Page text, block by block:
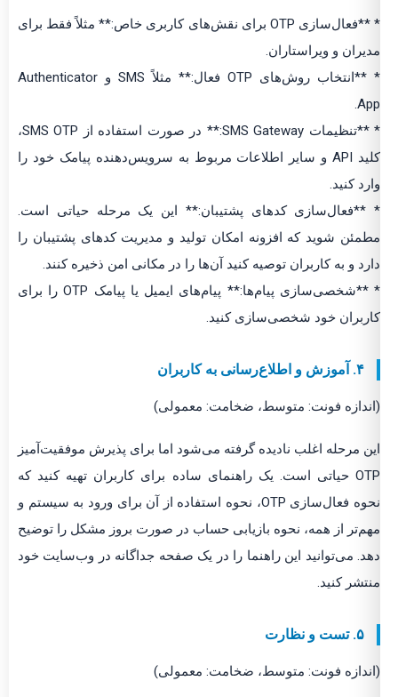
* **فعال‌سازی OTP برای نقش‌های کاربری خاص:** مثلاً فقط برای
مدیران و ویراستاران.
* **انتخاب روش‌های OTP فعال:** مثلاً SMS و Authenticator
App.
* **تنظیمات SMS Gateway:** در صورت استفاده از SMS OTP،
کلید API و سایر اطلاعات مربوط به سرویس‌دهنده پیامک خود را
وارد کنید.
* **فعال‌سازی کدهای پشتیبان:** این یک مرحله حیاتی است.
مطمئن شوید که افزونه امکان تولید و مدیریت کدهای پشتیبان را
دارد و به کاربران توصیه کنید آن‌ها را در مکانی امن ذخیره کنند.
* **شخصی‌سازی پیام‌ها:** پیام‌های ایمیل یا پیامک OTP را برای
کاربران خود شخصی‌سازی کنید.
۴. آموزش و اطلاع‌رسانی به کاربران
(اندازه فونت: متوسط، ضخامت: معمولی)
این مرحله اغلب نادیده گرفته می‌شود اما برای پذیرش موفقیت‌آمیز
OTP حیاتی است. یک راهنمای ساده برای کاربران تهیه کنید که
نحوه فعال‌سازی OTP، نحوه استفاده از آن برای ورود به سیستم و
مهم‌تر از همه، نحوه بازیابی حساب در صورت بروز مشکل را توضیح
دهد. می‌توانید این راهنما را در یک صفحه جداگانه در وب‌سایت خود
منتشر کنید.
۵. تست و نظارت
(اندازه فونت: متوسط، ضخامت: معمولی)